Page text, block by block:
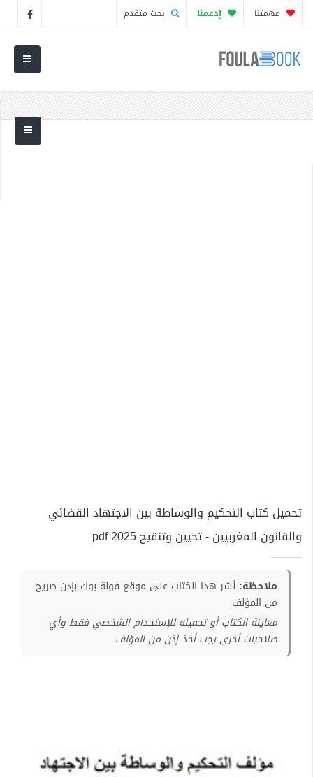
مهمتنا إدعمنا بحث متقدم
تحميل كتاب التحكيم والوساطة بين الاجتهاد القضائي
والقانون المغربيين - تحيين وتنقيح 2025 pdf
ملاحظة: نُشر هذا الكتاب على موقع فولة بوك بإذن صريح
من المؤلف
معاينة الكتاب أو تحميله للإستخدام الشخصي فقط وأي
صلاحيات أخرى يجب أخذ إذن من المؤلف